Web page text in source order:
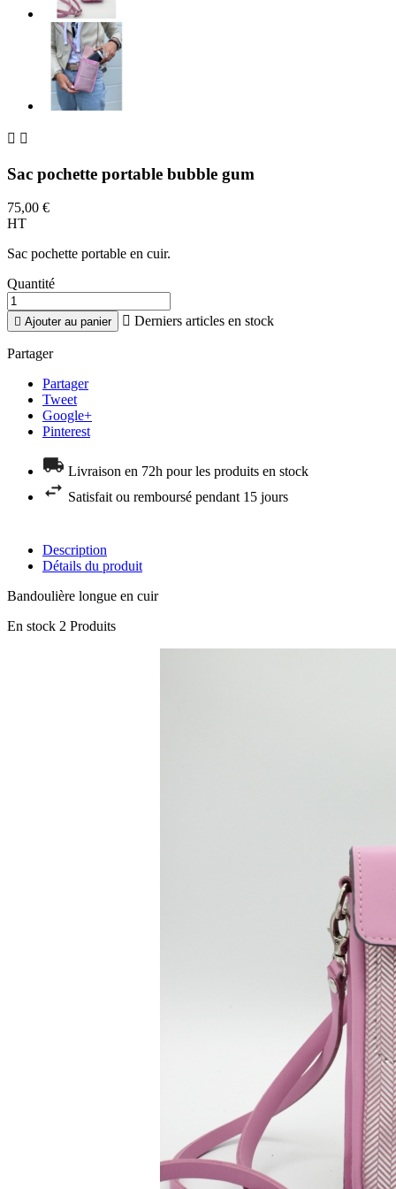
 
Sac pochette portable bubble gum
75,00 €
HT
Sac pochette portable en cuir.
Quantité
 Ajouter au panier  Derniers articles en stock
Partager
Partager
Tweet
Google+
Pinterest
Livraison en 72h pour les produits en stock
Satisfait ou remboursé pendant 15 jours
Description
Détails du produit
Bandoulière longue en cuir
En stock 2 Produits